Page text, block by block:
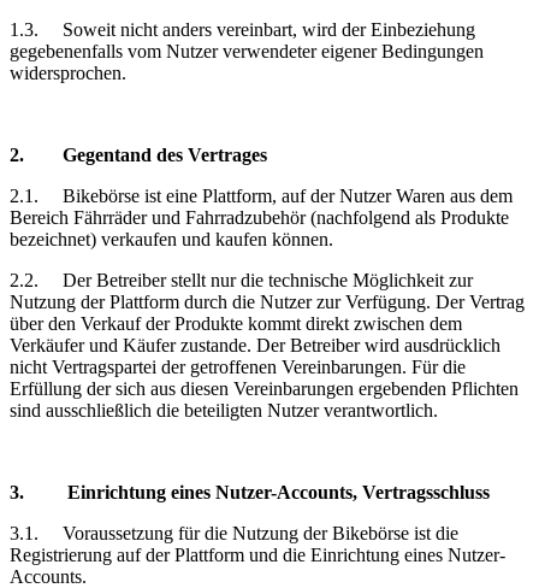
1.3.
Soweit nicht anders vereinbart, wird der Einbeziehung
gegebenenfalls vom Nutzer verwendeter eigener Bedingungen
widersprochen.
2. Gegentand des Vertrages
2.1.
Bikebörse ist eine Plattform, auf der Nutzer Waren aus dem
Bereich Fährräder und Fahrradzubehör (nachfolgend als Produkte
bezeichnet) verkaufen und kaufen können.
2.2.
Der Betreiber stellt nur die technische Möglichkeit zur
Nutzung der Plattform durch die Nutzer zur Verfügung. Der Vertrag
über den Verkauf der Produkte kommt direkt zwischen dem
Verkäufer und Käufer zustande. Der Betreiber wird ausdrücklich
nicht Vertragspartei der getroffenen Vereinbarungen. Für die
Erfüllung der sich aus diesen Vereinbarungen ergebenden Pflichten
sind ausschließlich die beteiligten Nutzer verantwortlich.
3. Einrichtung eines Nutzer-Accounts, Vertragsschluss
3.1.
Voraussetzung für die Nutzung der Bikebörse ist die
Registrierung auf der Plattform und die Einrichtung eines Nutzer-
Accounts.